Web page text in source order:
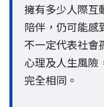
擁有多少人際互
陪伴，仍可能感
不一定代表社會
心理及人生風險
完全相同。